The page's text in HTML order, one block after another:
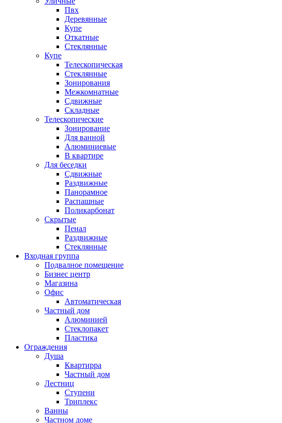
Пвх
Деревянные
Купе
Откатные
Стеклянные
Купе
Телескопическая
Стеклянные
Зонирования
Межкомнатные
Сдвижные
Складные
Телескопические
Зонирование
Для ванной
Алюминиевые
В квартире
Для беседки
Сдвижные
Раздвижные
Панорамное
Распашные
Поликарбонат
Скрытые
Пенал
Раздвижные
Стеклянные
Входная группа
Подвалное помещение
Бизнес центр
Магазина
Офис
Автоматическая
Частный дом
Алюминией
Стеклопакет
Пластика
Ограждения
Душа
Квартирра
Частный дом
Лестниц
Ступени
Триплекс
Ванны
Частном доме